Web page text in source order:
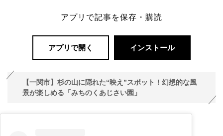
アプリで記事を保存・購読
アプリで開く インストール
【一関市】杉の山に隠れた“映え”スポット！幻想的な風
景が楽しめる「みちのくあじさい園」